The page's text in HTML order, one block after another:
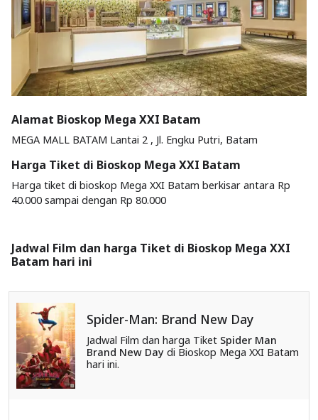
Alamat Bioskop Mega XXI Batam
MEGA MALL BATAM Lantai 2 , Jl. Engku Putri, Batam
Harga Tiket di Bioskop Mega XXI Batam
Harga tiket di bioskop Mega XXI Batam berkisar antara Rp
40.000 sampai dengan Rp 80.000
Jadwal Film dan harga Tiket di Bioskop Mega XXI
Batam hari ini
Spider-Man: Brand New Day
Jadwal Film dan harga Tiket Spider Man
Brand New Daydi Bioskop Mega XXI Batam
hari ini.